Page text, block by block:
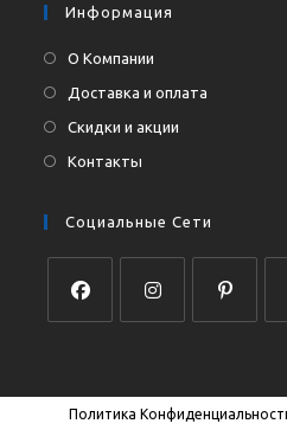
Информация
О Компании
Доставка и оплата
Скидки и акции
Контакты
Социальные Сети
новой
вкладке
новой
вкладке
новой
вкладке
Политика